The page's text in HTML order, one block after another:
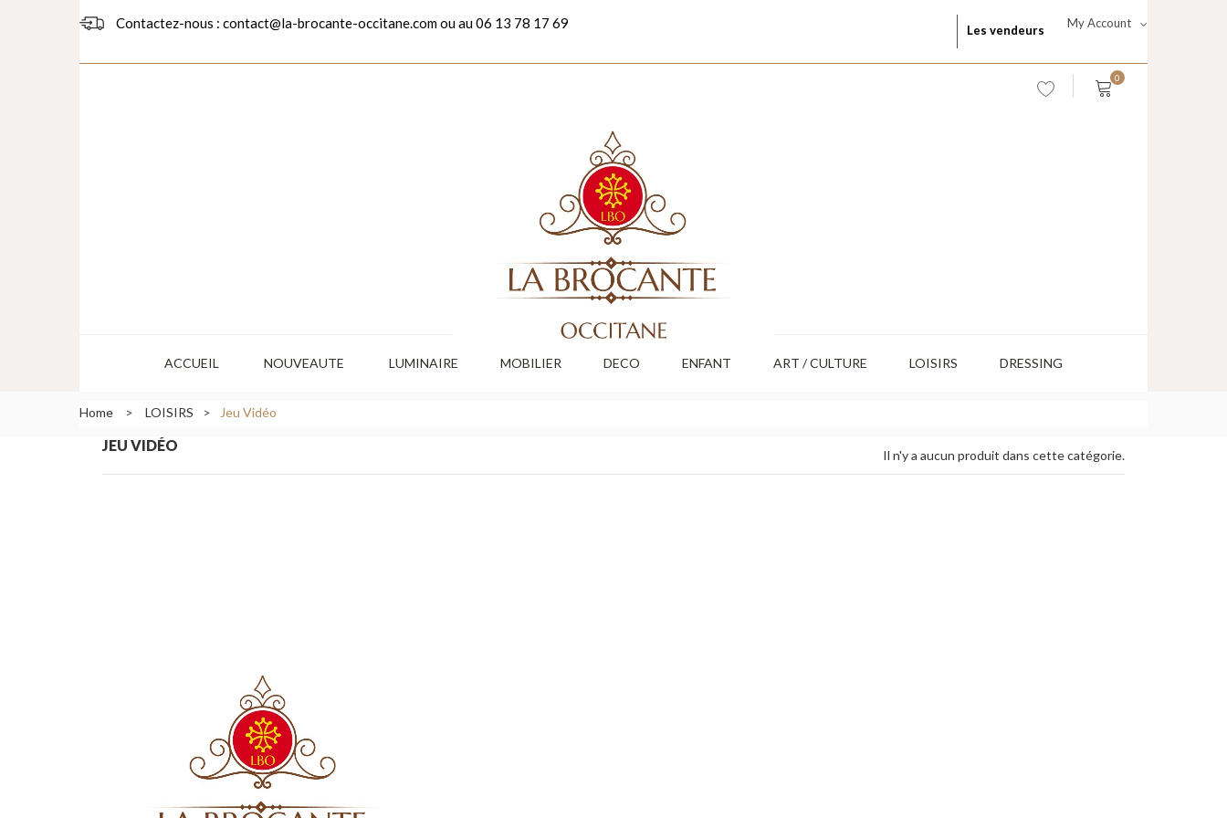
My Account
Contactez-nous : contact@la-brocante-occitane.com ou au 06 13 78 17 69 Les vendeurs
0
ACCUEIL NOUVEAUTE LUMINAIRE MOBILIER DECO ENFANT ART / CULTURE LOISIRS DRESSING
Home > LOISIRS > Jeu Vidéo
JEU VIDÉO
Il n'y a aucun produit dans cette catégorie.